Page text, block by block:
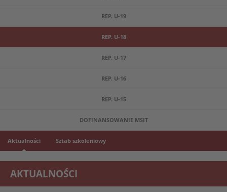
REP. U-19
REP. U-18
REP. U-17
REP. U-16
REP. U-15
DOFINANSOWANIE MSIT
Aktualności Sztab szkoleniowy
AKTUALNOŚCI